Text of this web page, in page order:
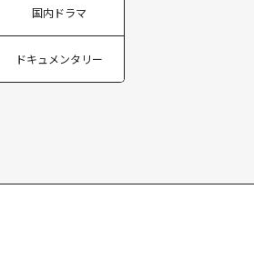
国内ドラマ
ドキュメンタリー